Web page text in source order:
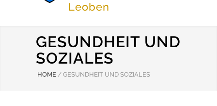
Leoben
GESUNDHEIT UND
SOZIALES
HOME / GESUNDHEIT UND SOZIALES